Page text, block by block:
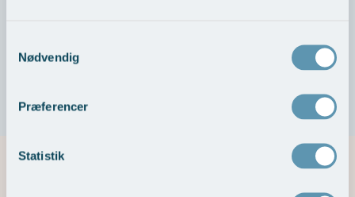
Nødvendig
Præferencer
Statistik